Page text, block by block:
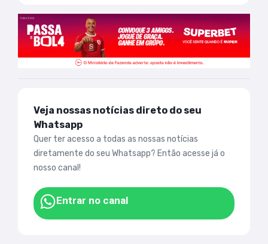
Veja nossas notícias direto do seu
Whatsapp
Quer ter acesso a todas as nossas notícias
diretamente do seu Whatsapp? Então acesse já o
nosso canal!
Entrar no canal